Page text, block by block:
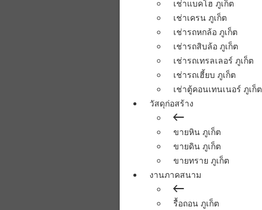
เช่าแบคโฮ ภูเก็ต
เช่าเครน ภูเก็ต
เช่ารถหกล้อ ภูเก็ต
เช่ารถสิบล้อ ภูเก็ต
เช่ารถเทรลเลอร์ ภูเก็ต
เช่ารถเฮี้ยบ ภูเก็ต
เช่าตู้คอนเทนเนอร์ ภูเก็ต
วัสดุก่อสร้าง
ขายหิน ภูเก็ต
ขายดิน ภูเก็ต
ขายทราย ภูเก็ต
งานภาคสนาม
รื้อถอน ภูเก็ต